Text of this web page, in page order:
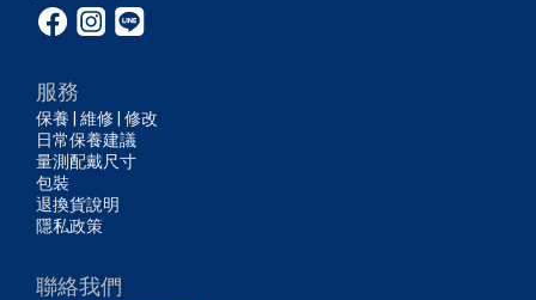
服務
保養 | 維修 | 修改
日常保養建議
量測配戴尺寸
包裝
退換貨說明
隱私政策
聯絡我們